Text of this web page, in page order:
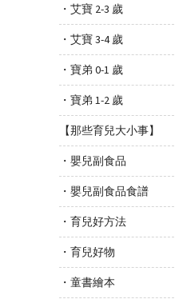
・艾寶 2-3 歲
・艾寶 3-4 歲
・寶弟 0-1 歲
・寶弟 1-2 歲
【那些育兒大小事】
・嬰兒副食品
・嬰兒副食品食譜
・育兒好方法
・育兒好物
・童書繪本